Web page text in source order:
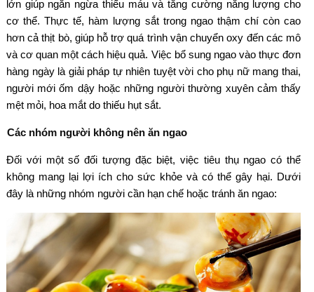
lớn giúp ngăn ngừa thiếu máu và tăng cường năng lượng cho
cơ thể. Thực tế, hàm lượng sắt trong ngao thậm chí còn cao
hơn cả thịt bò, giúp hỗ trợ quá trình vận chuyển oxy đến các mô
và cơ quan một cách hiệu quả. Việc bổ sung ngao vào thực đơn
hàng ngày là giải pháp tự nhiên tuyệt vời cho phụ nữ mang thai,
người mới ốm dậy hoặc những người thường xuyên cảm thấy
mệt mỏi, hoa mắt do thiếu hụt sắt.
Các nhóm người không nên ăn ngao
Đối với một số đối tượng đặc biệt, việc tiêu thụ ngao có thể
không mang lại lợi ích cho sức khỏe và có thể gây hại. Dưới
đây là những nhóm người cần hạn chế hoặc tránh ăn ngao: